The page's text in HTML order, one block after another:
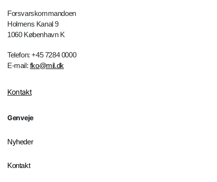
Forsvarskommandoen
Holmens Kanal 9
1060 København K
Telefon: +45 7284 0000
E-mail: fko@mil.dk
Kontakt
Genveje
Nyheder
Kontakt